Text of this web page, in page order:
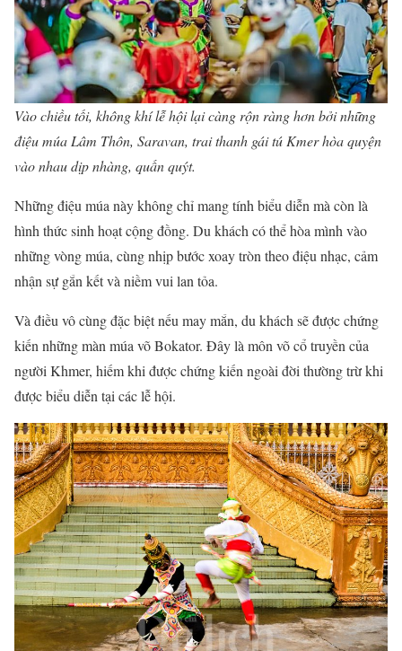
Vào chiều tối, không khí lễ hội lại càng rộn ràng hơn bởi những
điệu múa Lâm Thôn, Saravan, trai thanh gái tú Kmer hòa quyện
vào nhau dịp nhàng, quấn quýt.
Những điệu múa này không chỉ mang tính biểu diễn mà còn là
hình thức sinh hoạt cộng đồng. Du khách có thể hòa mình vào
những vòng múa, cùng nhịp bước xoay tròn theo điệu nhạc, cảm
nhận sự gắn kết và niềm vui lan tỏa.
Và điều vô cùng đặc biệt nếu may mắn, du khách sẽ được chứng
kiến những màn múa võ Bokator. Đây là môn võ cổ truyền của
người Khmer, hiếm khi được chứng kiến ngoài đời thường trừ khi
được biểu diễn tại các lễ hội.